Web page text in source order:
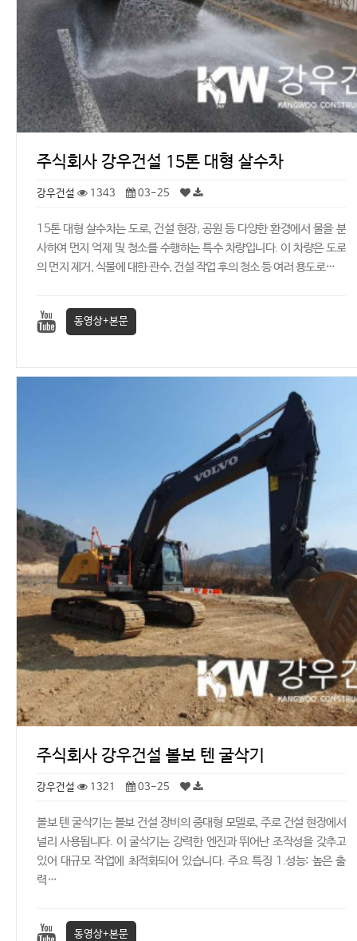
주식회사 강우건설 15톤 대형 살수차
강우건설 1343 03-25
15톤 대형 살수차는 도로, 건설 현장, 공원 등 다양한 환경에서 물을 분
사하여 먼지 억제 및 청소를 수행하는 특수 차량입니다. 이 차량은 도로
의 먼지 제거, 식물에 대한 관수, 건설 작업 후의 청소 등 여러 용도로…
동영상+본문
주식회사 강우건설 볼보 텐 굴삭기
강우건설 1321 03-25
볼보 텐 굴삭기는 볼보 건설 장비의 중대형 모델로, 주로 건설 현장에서
널리 사용됩니다. 이 굴삭기는 강력한 엔진과 뛰어난 조작성을 갖추고
있어 대규모 작업에 최적화되어 있습니다. 주요 특징 1.성능: 높은 출
력…
동영상+본문